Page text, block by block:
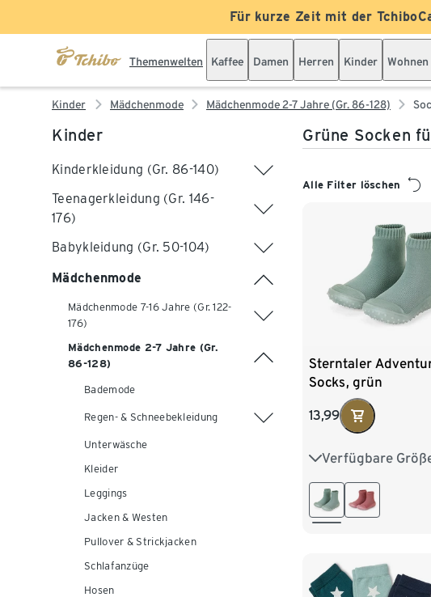
Für kurze Zeit mit der
Themenwelten Kaffee Damen Herren Kinder Wohnen
Kinder Mädchenmode Mädchenmode 2-7 Jahre (Gr. 86-128)
Kinder
Kinderkleidung (Gr. 86-140)
Teenagerkleidung (Gr. 146-
176)
Babykleidung (Gr. 50-104)
Mädchenmode
Mädchenmode 7-16 Jahre (Gr. 122-
176)
Mädchenmode 2-7 Jahre (Gr.
86-128)
Bademode
Regen- & Schneebekleidung
Unterwäsche
Kleider
Leggings
Jacken & Westen
Pullover & Strickjacken
Schlafanzüge
Hosen
Grüne Socken
Alle Filter löschen
Sterntaler
Socks, grün
13,99
Verfügbare
20 22 24